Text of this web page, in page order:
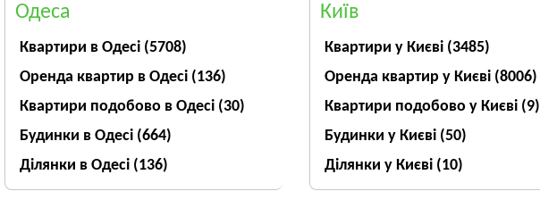
Одеса
Квартири в Одесі (5708)
Оренда квартир в Одесі (136)
Квартири подобово в Одесі (30)
Будинки в Одесі (664)
Ділянки в Одесі (136)
Київ
Квартири у Києві (3485)
Оренда квартир у Києві (8006)
Квартири подобово у Києві (9)
Будинки у Києві (50)
Ділянки у Києві (10)